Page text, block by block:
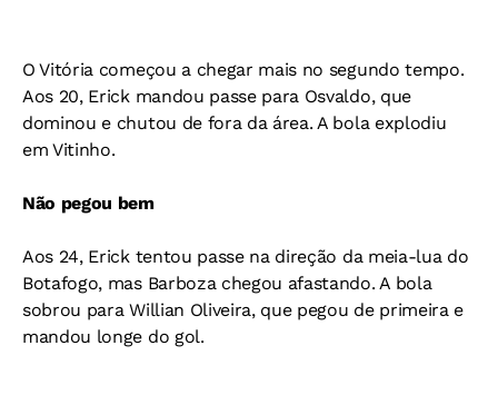
O Vitória começou a chegar mais no segundo tempo.
Aos 20, Erick mandou passe para Osvaldo, que
dominou e chutou de fora da área. A bola explodiu
em Vitinho.
Não pegou bem
Aos 24, Erick tentou passe na direção da meia-lua do
Botafogo, mas Barboza chegou afastando. A bola
sobrou para Willian Oliveira, que pegou de primeira e
mandou longe do gol.